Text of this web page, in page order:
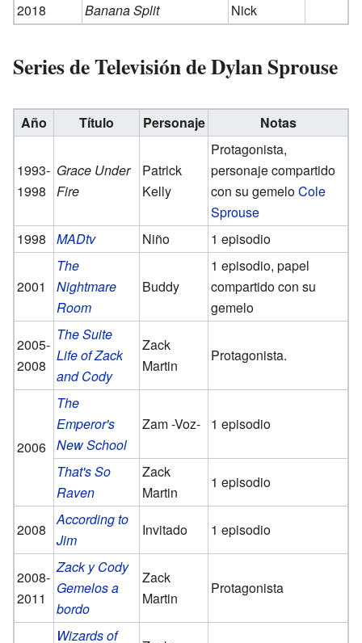
2018
Banana Split Nick
Series de Televisión de Dylan Sprouse
Año Título Personaje Notas
1993-
1998
Grace Under
Fire
Patrick
Kelly
Protagonista,
personaje compartido
con su gemeloCole
Sprouse
1998
MADtv Niño 1 episodio
2001
The
Nightmare
Room
Buddy
1 episodio, papel
compartido con su
gemelo
2005-
2008
The Suite
Life of Zack
and Cody
Zack
Martin
Protagonista.
2006
The
Emperor's
New School
Zam -Voz- 1 episodio
That's So
Raven
Zack
Martin
1 episodio
2008
According to
Jim
Invitado 1 episodio
2008-
2011
Zack y Cody
Gemelos a
bordo
Zack
Martin
Protagonista
Wizards of